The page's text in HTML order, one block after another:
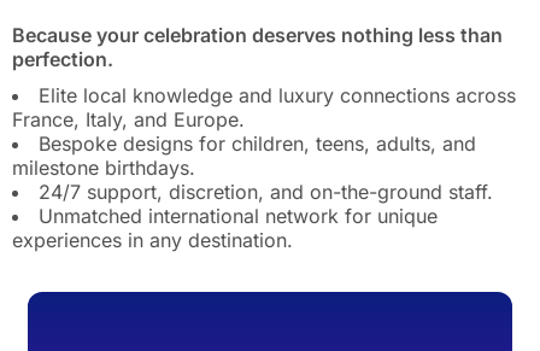
Because your celebration deserves nothing less than
perfection.
Elite local knowledge and luxury connections across
France, Italy, and Europe.
Bespoke designs for children, teens, adults, and
milestone birthdays.
24/7 support, discretion, and on-the-ground staff.
Unmatched international network for unique
experiences in any destination.